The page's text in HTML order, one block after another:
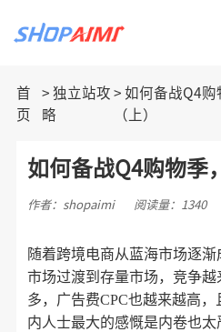
首
页
独立站攻
略
如何备战Q4购
（上）
作者：shopaimi 阅读量：1340
随着跨境电商从蓝海市场逐
市场过渡到存量市场，竞争
多，广告费CPC也越来越高
内人士最大的感慨是内卷也太